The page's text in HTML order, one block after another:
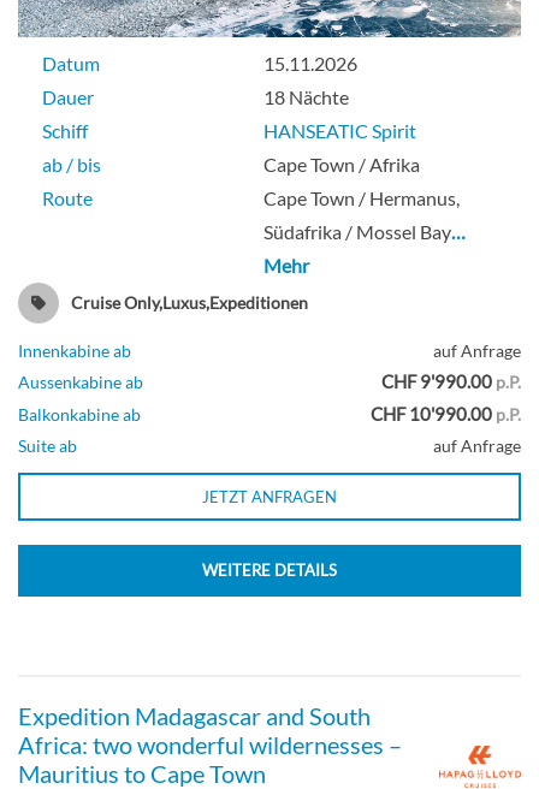
Datum
15.11.2026
Dauer
18 Nächte
Schiff
HANSEATIC Spirit
ab / bis
Cape Town / Afrika
Route
Cape Town / Hermanus,
Südafrika / Mossel Bay…
Mehr
Cruise Only,Luxus,Expeditionen
Innenkabine ab
auf Anfrage
Aussenkabine ab
CHF 9'990.00 p.P.
Balkonkabine ab
CHF 10'990.00 p.P.
Suite ab
auf Anfrage
JETZT ANFRAGEN
WEITERE DETAILS
Expedition Madagascar and South
Africa: two wonderful wildernesses –
Mauritius to Cape Town